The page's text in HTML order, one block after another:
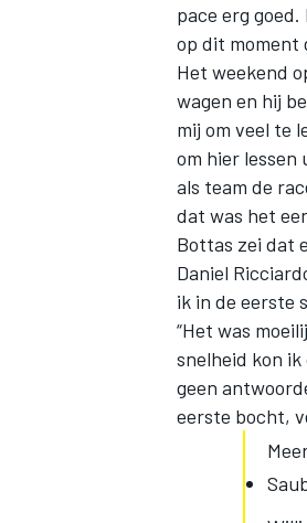
pace erg
op dit moment
Het weekend
wagen en hij
mij om veel te
om hier lessen
als team de
dat was het
Bottas zei dat
Daniel
ik in de eerste
“Het was
snelheid kon
geen
eerste bocht,